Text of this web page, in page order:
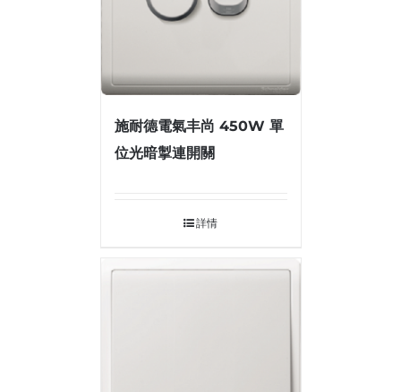
施耐德電氣丰尚 450W 單
位光暗掣連開關
詳情